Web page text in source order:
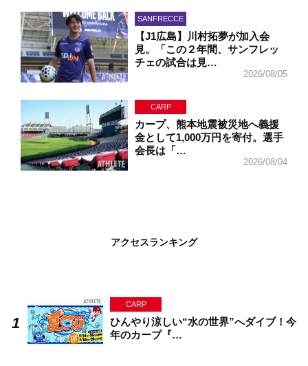
SANFRECCE
【J1広島】川村拓夢が加入会
見。「この２年間、サンフレッ
チェの試合は見…
2026/08/05
CARP
カープ、熊本地震被災地へ義援
金として1,000万円を寄付。選手
会長は「…
2026/08/04
アクセスランキング
CARP
ひんやり涼しい“水の世界”へダイブ！今
年のカープ『…